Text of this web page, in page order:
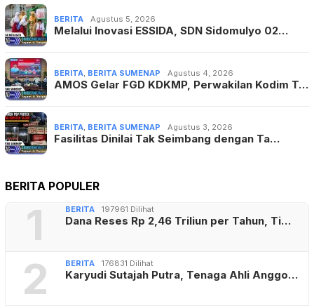
BERITA Agustus 5, 2026
Melalui Inovasi ESSIDA, SDN Sidomulyo 02…
BERITA, BERITA SUMENAP Agustus 4, 2026
AMOS Gelar FGD KDKMP, Perwakilan Kodim T…
BERITA, BERITA SUMENAP Agustus 3, 2026
Fasilitas Dinilai Tak Seimbang dengan Ta…
BERITA POPULER
1 BERITA 197961 Dilihat
Dana Reses Rp 2,46 Triliun per Tahun, Ti…
2 BERITA 176831 Dilihat
Karyudi Sutajah Putra, Tenaga Ahli Anggo…